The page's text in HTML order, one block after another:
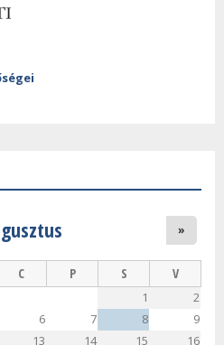
»
C P S V
1
2
6 7 8
9
13 14 15 16